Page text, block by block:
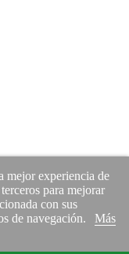
mejor experiencia de
para mejorar
con sus
de navegación.
Más